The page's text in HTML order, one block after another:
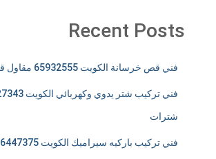
Recent Posts
فني قص خرسانة الكويت 65932555 مقاول قص وفتح كور
شترات